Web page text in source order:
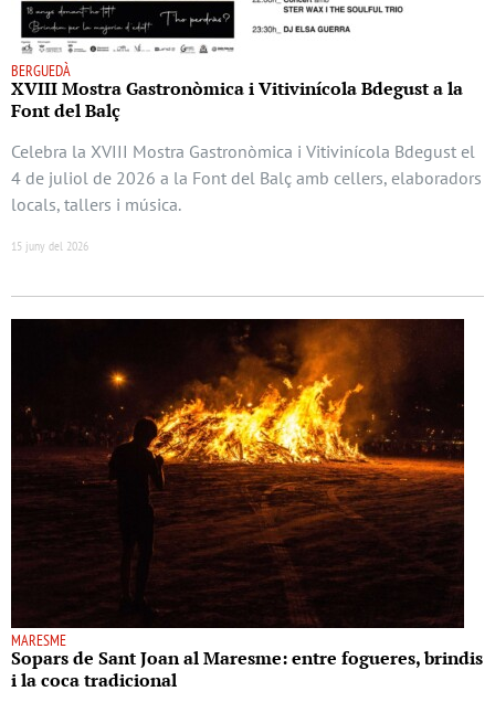
BERGUEDÀ
XVIII Mostra Gastronòmica i Vitivinícola Bdegust a la
Font del Balç
Celebra la XVIII Mostra Gastronòmica i Vitivinícola Bdegust el
4 de juliol de 2026 a la Font del Balç amb cellers, elaboradors
locals, tallers i música.
15 juny del 2026
MARESME
Sopars de Sant Joan al Maresme: entre fogueres, brindis
i la coca tradicional